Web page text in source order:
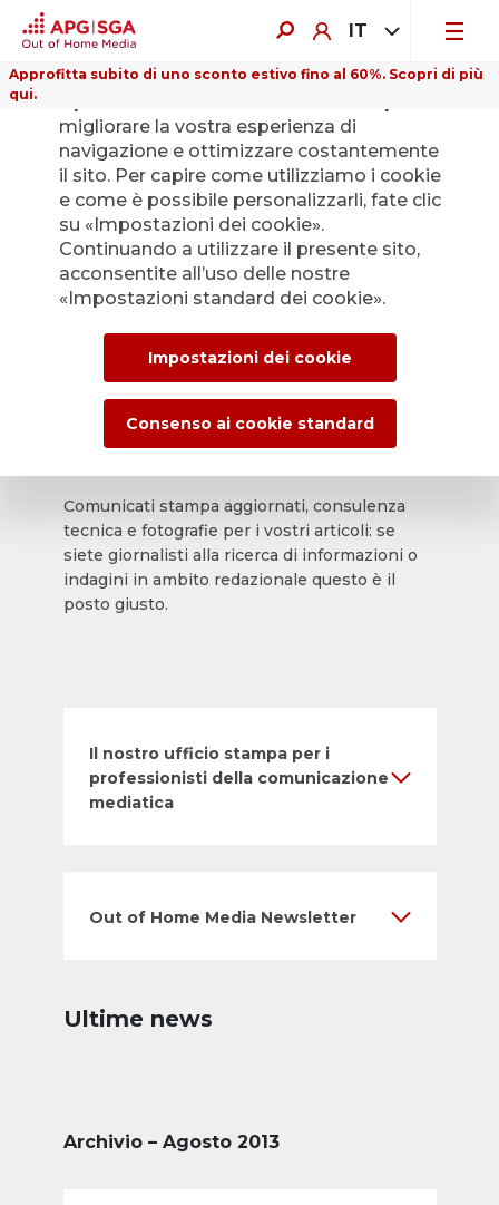
IT
Approfitta subito di uno sconto estivo fino al 60%. Scopri di più
qui.
Indietro
L’Ufficio stampa di
APG|SGA per le
news e i comunicati
stampa.
Comunicati stampa aggiornati, consulenza
tecnica e fotografie per i vostri articoli: se
siete giornalisti alla ricerca di informazioni o
indagini in ambito redazionale questo è il
posto giusto.
Il nostro ufficio stampa per i
professionisti della comunicazione
mediatica
Out of Home Media Newsletter
Ultime news
Archivio – Agosto 2013
migliorare la vostra esperienza di
navigazione e ottimizzare costantemente
il sito. Per capire come utilizziamo i cookie
e come è possibile personalizzarli, fate clic
su «Impostazioni dei cookie».
Continuando a utilizzare il presente sito,
acconsentite all’uso delle nostre
«Impostazioni standard dei cookie».
Impostazioni dei cookie
Consenso ai cookie standard